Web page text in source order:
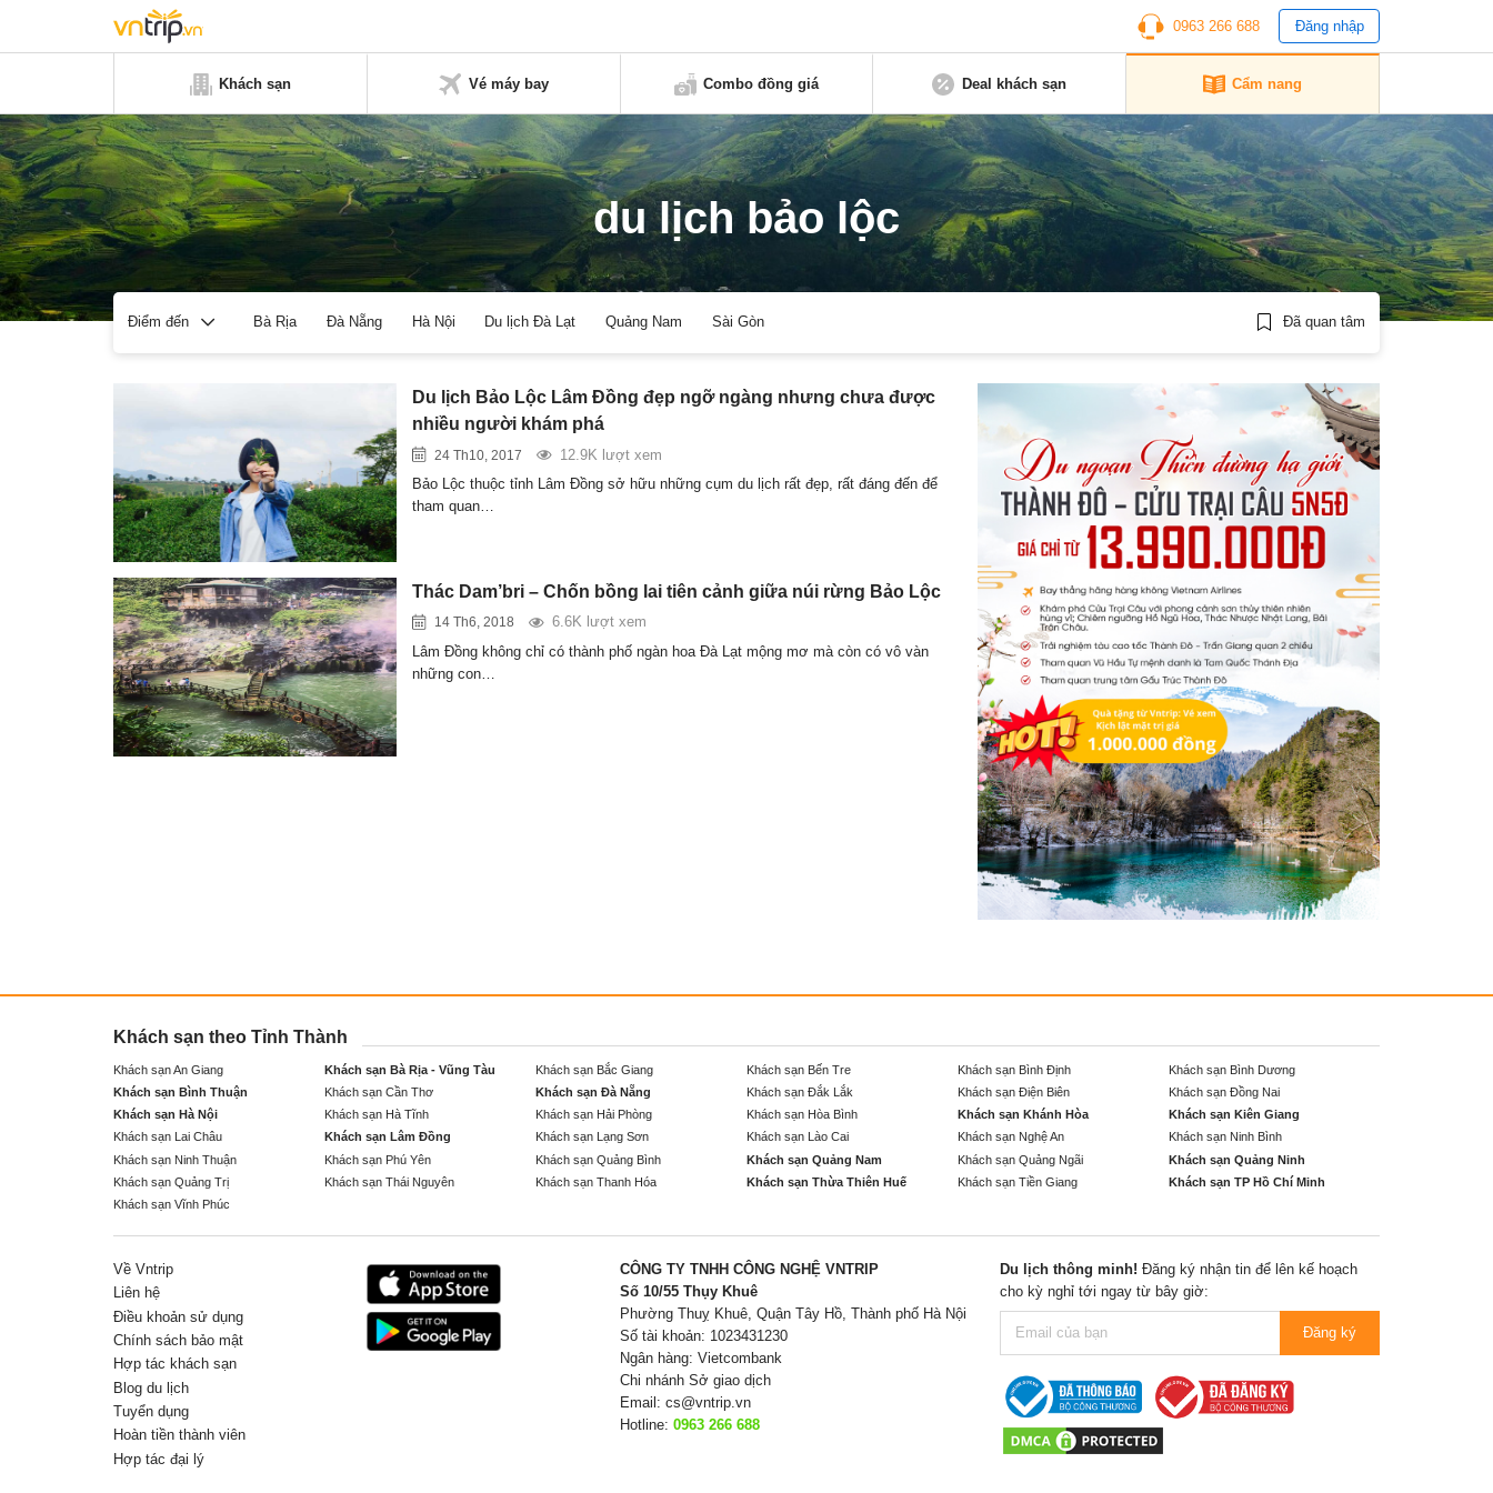
0963 266 688 Đăng nhập
Khách sạn Vé máy bay Combo đồng giá Deal khách sạn Cẩm nang
du lịch bảo lộc
Điểm đến Bà Rịa Đà Nẵng Hà Nội Du lịch Đà Lạt Quảng Nam Sài Gòn Đã quan tâm
Du lịch Bảo Lộc Lâm Đồng đẹp ngỡ ngàng nhưng chưa được
nhiều người khám phá
24 Th10, 2017
12.9K lượt xem
Bảo Lộc thuộc tỉnh Lâm Đồng sở hữu những cụm du lịch rất đẹp, rất đáng đến để
tham quan…
Thác Dam’bri – Chốn bồng lai tiên cảnh giữa núi rừng Bảo Lộc
14 Th6, 2018
6.6K lượt xem
Lâm Đồng không chỉ có thành phố ngàn hoa Đà Lạt mộng mơ mà còn có vô vàn
những con…
Khách sạn theo Tỉnh Thành
Khách sạn An Giang Khách sạn Bà Rịa - Vũng Tàu Khách sạn Bắc Giang Khách sạn Bến Tre Khách sạn Bình Định
Khách sạn Bình Dương
Khách sạn Bình Thuận
Khách sạn Cần Thơ Khách sạn Đà Nẵng Khách sạn Đắk Lắk Khách sạn Điện Biên
Khách sạn Đồng Nai
Khách sạn Hà Nội
Khách sạn Hà Tĩnh Khách sạn Hải Phòng Khách sạn Hòa Bình Khách sạn Khánh Hòa
Khách sạn Kiên Giang
Khách sạn Lai Châu
Khách sạn Lâm Đồng Khách sạn Lạng Sơn Khách sạn Lào Cai Khách sạn Nghệ An
Khách sạn Ninh Bình
Khách sạn Ninh Thuận
Khách sạn Phú Yên Khách sạn Quảng Bình Khách sạn Quảng Nam Khách sạn Quảng Ngãi
Khách sạn Quảng Ninh
Khách sạn Quảng Trị
Khách sạn Thái Nguyên Khách sạn Thanh Hóa Khách sạn Thừa Thiên Huế Khách sạn Tiền Giang
Khách sạn TP Hồ Chí Minh
Khách sạn Vĩnh Phúc
Về Vntrip
Liên hệ
Điều khoản sử dụng
Chính sách bảo mật
Hợp tác khách sạn
Blog du lịch
Tuyển dụng
Hoàn tiền thành viên
Hợp tác đại lý
CÔNG TY TNHH CÔNG NGHỆ VNTRIP
Số 10/55 Thụy Khuê
Phường Thuỵ Khuê, Quận Tây Hồ, Thành phố Hà Nội
Số tài khoản: 1023431230
Ngân hàng: Vietcombank
Chi nhánh Sở giao dịch
Email: cs@vntrip.vn
Hotline: 0963 266 688
Du lịch thông minh! Đăng ký nhận tin để lên kế hoạch
cho kỳ nghỉ tới ngay từ bây giờ:
Đăng ký